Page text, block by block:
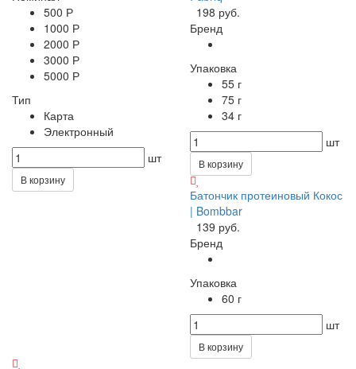
500 Р
1000 Р
2000 Р
3000 Р
5000 Р
Тип
Карта
Электронный
шт
В корзину
198 руб.
Бренд
Упаковка
55 г
75 г
34 г
шт
В корзину
Батончик протеиновый Кокос
| Bombbar
139 руб.
Бренд
Упаковка
60 г
шт
В корзину